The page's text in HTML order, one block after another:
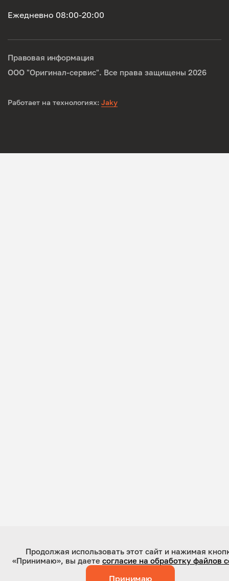
Ежедневно 08:00-20:00
ООО "Оригинал-сервис". Все права защищены 2026
Правовая информация
Работает на технологиях: Jaky
Продолжая использовать этот сайт и нажимая
«Принимаю», вы даете согласие на обработку файлов
Принимаю